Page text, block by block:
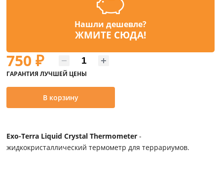
Нашли дешевле?
ЖМИТЕ СЮДА!
750 ₽
ГАРАНТИЯ ЛУЧШЕЙ ЦЕНЫ
В корзину
Exo-Terra Liquid Crystal Thermometer -
жидкокристаллический термометр для террариумов.